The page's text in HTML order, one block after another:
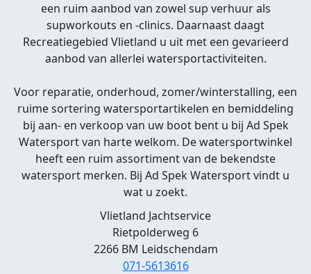
een ruim aanbod van zowel sup verhuur als
supworkouts en -clinics. Daarnaast daagt
Recreatiegebied Vlietland u uit met een gevarieerd
aanbod van allerlei watersportactiviteiten.
Voor reparatie, onderhoud, zomer/winterstalling, een
ruime sortering watersportartikelen en bemiddeling
bij aan- en verkoop van uw boot bent u bij Ad Spek
Watersport van harte welkom. De watersportwinkel
heeft een ruim assortiment van de bekendste
watersport merken. Bij Ad Spek Watersport vindt u
wat u zoekt.
Vlietland Jachtservice
Rietpolderweg 6
2266 BM Leidschendam
071-5613616